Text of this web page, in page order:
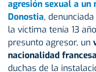
agresión sexual a un
Donostia,
la víctima tenía 13
presunto agresor, un
nacionalidad
duchas de la